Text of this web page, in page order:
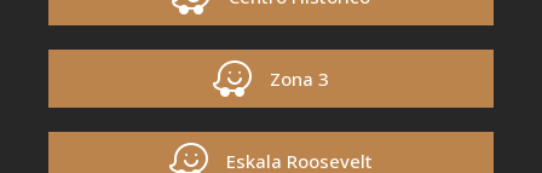
Zona 3
Eskala Roosevelt